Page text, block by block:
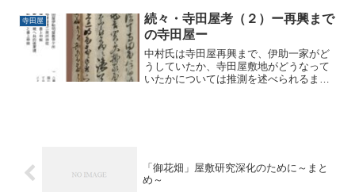
寺田屋
続々・寺田屋考（２）ー再興まで
の寺田屋ー
中村氏は寺田屋再興まで、伊助一家がど
うしていたか、寺田屋敷地がどうなって
いたかについては推測を述べられるます
「御花畑」屋敷研究深化のために～まと
め～